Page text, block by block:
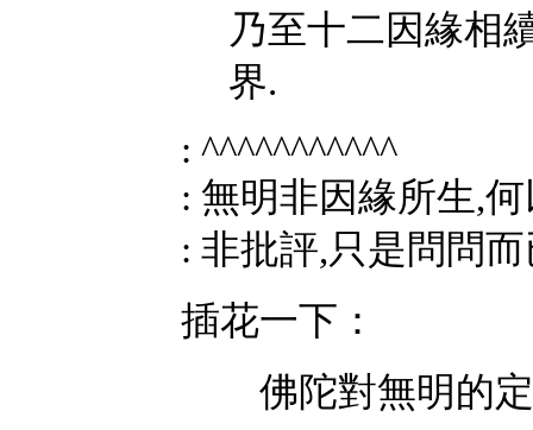
乃至十二因緣相
界.
: ^^^^^^^^^^^
: 無明非因緣所生,
: 非批評,只是問問
插花一下：
佛陀對無明的定